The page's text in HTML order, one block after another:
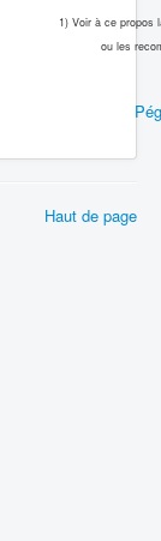
1) Voir à ce propos
ou les
Haut de page